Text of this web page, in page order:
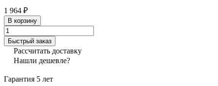
1 964 ₽
В корзину
Быстрый заказ
Рассчитать доставку
Нашли дешевле?
Гарантия 5 лет